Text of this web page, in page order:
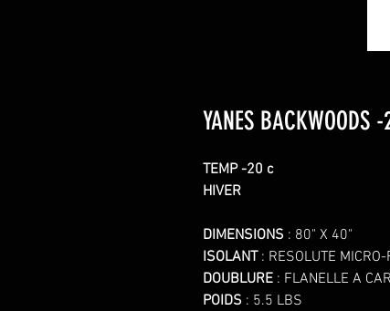
YANES BACKWOODS
TEMP -20 c
HIVER
DIMENSIONS : 80" X 40"
ISOLANT: RESOLUTE
DOUBLURE : FLANELLE A
POIDS : 5.5 LBS